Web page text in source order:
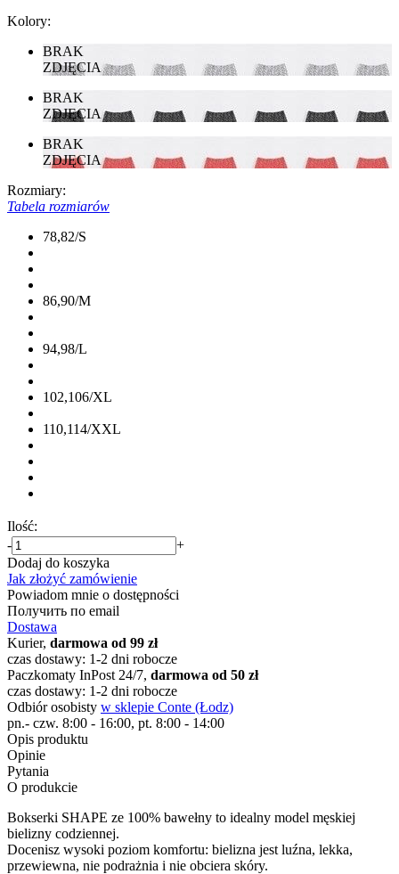
Kolory:
BRAK
ZDJĘCIA
BRAK
ZDJĘCIA
BRAK
ZDJĘCIA
Rozmiary:
Tabela rozmiarów
78,82/S
86,90/M
94,98/L
102,106/XL
110,114/XXL
Ilość:
-
+
Dodaj do koszyka
Jak złożyć zamówienie
Powiadom mnie o dostępności
Получить по email
Dostawa
Kurier, darmowa od 99 zł
czas dostawy: 1-2 dni robocze
Paczkomaty InPost 24/7, darmowa od 50 zł
czas dostawy: 1-2 dni robocze
Odbiór osobisty w sklepie Conte (Łodz)
pn.- czw. 8:00 - 16:00, pt. 8:00 - 14:00
Opis produktu
Opinie
Pytania
O produkcie
Bokserki SHAPE ze 100% bawełny to idealny model męskiej
bielizny codziennej.
Docenisz wysoki poziom komfortu: bielizna jest luźna, lekka,
przewiewna, nie podrażnia i nie obciera skóry.